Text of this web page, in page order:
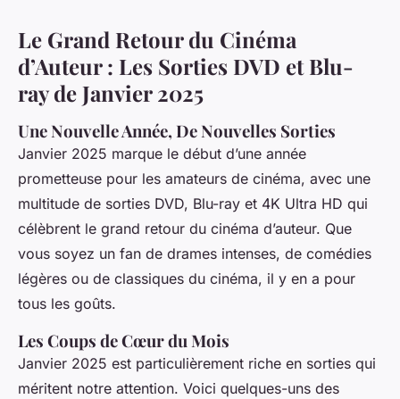
Le Grand Retour du Cinéma
d’Auteur : Les Sorties DVD et Blu-
ray de Janvier 2025
Une Nouvelle Année, De Nouvelles Sorties
Janvier 2025 marque le début d’une année
prometteuse pour les amateurs de cinéma, avec une
multitude de sorties DVD, Blu-ray et 4K Ultra HD qui
célèbrent le grand retour du cinéma d’auteur. Que
vous soyez un fan de drames intenses, de comédies
légères ou de classiques du cinéma, il y en a pour
tous les goûts.
Les Coups de Cœur du Mois
Janvier 2025 est particulièrement riche en sorties qui
méritent notre attention. Voici quelques-uns des